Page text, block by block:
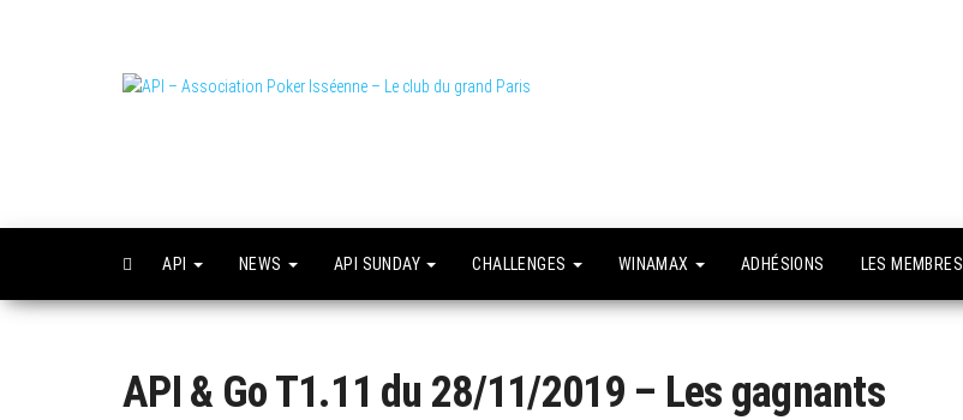
grand Paris
API NEWS API SUNDAY CHALLENGES WINAMAX ADHÉSIONS LES MEMBRES
API & Go T1.11 du 28/11/2019 – Les gagnants